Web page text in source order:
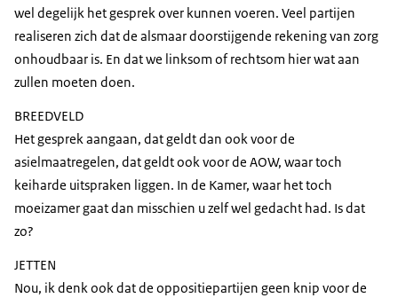
wel degelijk het gesprek over kunnen voeren. Veel partijen
realiseren zich dat de alsmaar doorstijgende rekening van zorg
onhoudbaar is. En dat we linksom of rechtsom hier wat aan
zullen moeten doen.
BREEDVELD
Het gesprek aangaan, dat geldt dan ook voor de
asielmaatregelen, dat geldt ook voor de AOW, waar toch
keiharde uitspraken liggen. In de Kamer, waar het toch
moeizamer gaat dan misschien u zelf wel gedacht had. Is dat
zo?
JETTEN
Nou, ik denk ook dat de oppositiepartijen geen knip voor de